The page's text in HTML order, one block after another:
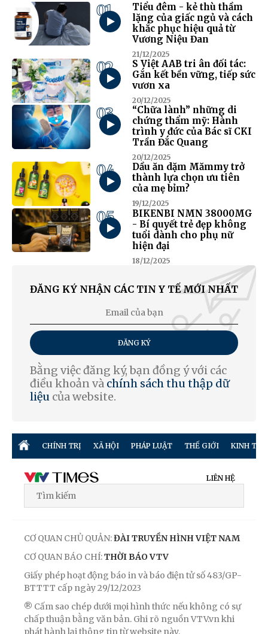
01
Tiểu đêm - kẻ thù thầm
lặng của giấc ngủ và cách
khắc phục hiệu quả từ
Vương Niệu Đan
21/12/2025
02
S Việt AAB tri ân đối tác:
Gắn kết bền vững, tiếp sức
vươn xa
20/12/2025
03
“Chữa lành” những di
chứng thẩm mỹ: Hành
trình y đức của Bác sĩ CKI
Trần Đắc Quang
20/12/2025
04
Dầu ăn dặm Mămmy trở
thành lựa chọn ưu tiên
của mẹ bỉm?
19/12/2025
05
BIKENBI NMN 38000MG
- Bí quyết trẻ đẹp không
tuổi dành cho phụ nữ
hiện đại
18/12/2025
ĐĂNG KÝ NHẬN CÁC TIN Y TẾ MỚI NHẤT
ĐĂNG KÝ
Bằng việc đăng ký, bạn đồng ý với các
điều khoản và chính sách thu thập dữ
liệu của website.
CHÍNH TRỊ XÃ HỘI PHÁP LUẬT THẾ GIỚI KINH TẾ
LIÊN HỆ
CƠ QUAN CHỦ QUẢN:ĐÀI TRUYỀN HÌNH VIỆT NAM
CƠ QUAN BÁO CHÍ:THỜI BÁO VTV
Giấy phép hoạt động báo in và báo điện tử số 483/GP-
BTTTT cấp ngày 29/12/2023
® Cấm sao chép dưới mọi hình thức nếu không có sự
chấp thuận bằng văn bản. Ghi rõ nguồn VTV.vn khi
phát hành lại thông tin từ website này.